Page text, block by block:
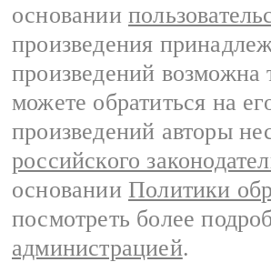
основании
произведения
произведений возможна
можете обратиться на
произведений авторы
российского
основании Политики
посмотреть более
администрацией.